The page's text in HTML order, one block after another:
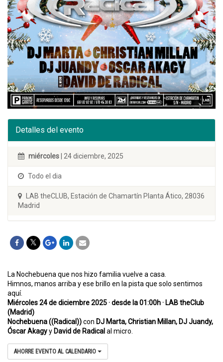
Detalles del evento
miércoles| 24 diciembre, 2025
Todo el dia
LAB theCLUB, Estación de Chamartín Planta Ático, 28036
Madrid
La Nochebuena que nos hizo familia vuelve a casa.
Himnos, manos arriba y ese brillo en la pista que solo sentimos
aquí.
Miércoles 24 de diciembre 2025 · desde la 01:00h · LAB theClub
(Madrid)
Nochebuena ((Radical))con DJ Marta, Christian Millan, DJ Juandy,
Óscar AkagyyDavid de Radicalal micro.
AHORRE EVENTO AL CALENDARIO